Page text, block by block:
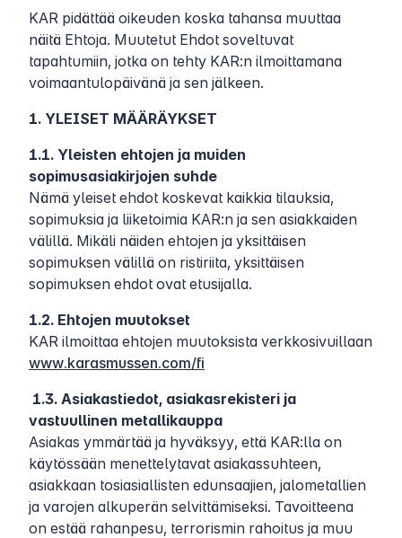
KAR pidättää oikeuden koska tahansa muuttaa
näitä Ehtoja. Muutetut Ehdot soveltuvat
tapahtumiin, jotka on tehty KAR:n ilmoittamana
voimaantulopäivänä ja sen jälkeen.
1. YLEISET MÄÄRÄYKSET
1.1. Yleisten ehtojen ja muiden
sopimusasiakirjojen suhde
Nämä yleiset ehdot koskevat kaikkia tilauksia,
sopimuksia ja liiketoimia KAR:n ja sen asiakkaiden
välillä. Mikäli näiden ehtojen ja yksittäisen
sopimuksen välillä on ristiriita, yksittäisen
sopimuksen ehdot ovat etusijalla.
1.2. Ehtojen muutokset
KAR ilmoittaa ehtojen muutoksista verkkosivuillaan
www.karasmussen.com/fi
1.3. Asiakastiedot, asiakasrekisteri ja
vastuullinen metallikauppa
Asiakas ymmärtää ja hyväksyy, että KAR:lla on
käytössään menettelytavat asiakassuhteen,
asiakkaan tosiasiallisten edunsaajien, jalometallien
ja varojen alkuperän selvittämiseksi. Tavoitteena
on estää rahanpesu, terrorismin rahoitus ja muu